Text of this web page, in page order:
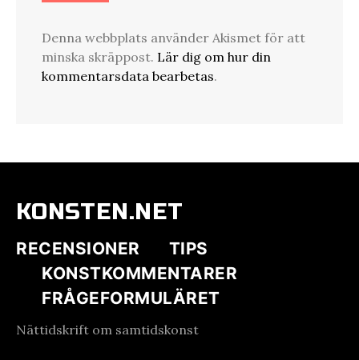
Denna webbplats använder Akismet för att
minska skräppost. Lär dig om hur din
kommentarsdata bearbetas.
KONSTEN.NET
RECENSIONER
TIPS
KONSTKOMMENTARER
FRÅGEFORMULÄRET
Nättidskrift om samtidskonst